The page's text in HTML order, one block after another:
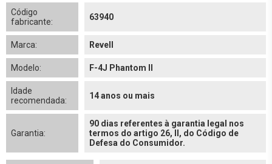
Código
fabricante:
63940
Marca: Revell
Modelo: F-4J Phantom II
Idade
recomendada:
14 anos ou mais
Garantia:
90 dias referentes à garantia legal nos
termos do artigo 26, II, do Código de
Defesa do Consumidor.